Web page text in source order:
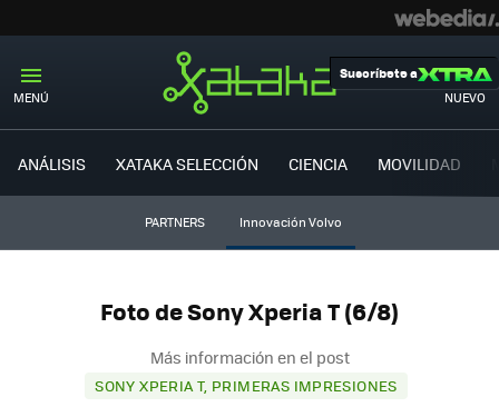
MENÚ NUEVO
Suscríbete a
ANÁLISIS XATAKA SELECCIÓN CIENCIA MOVILIDAD
PARTNERS Innovación Volvo
Foto de Sony Xperia T (6/8)
Más información en el post
SONY XPERIA T, PRIMERAS IMPRESIONES